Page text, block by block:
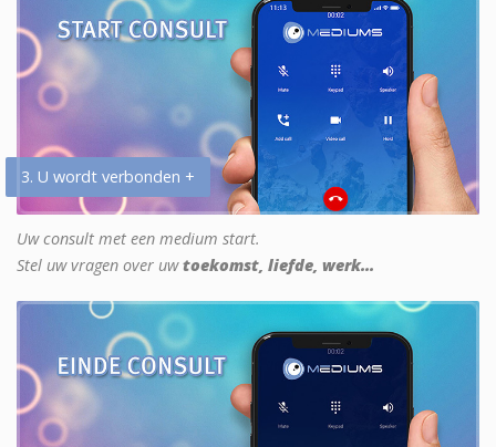
3. U wordt verbonden +
Uw consult met een medium start.
Stel uw vragen over uwtoekomst, liefde, werk...